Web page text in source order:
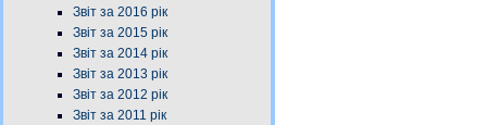
Звіт за 2016 рік
Звіт за 2015 рік
Звіт за 2014 рік
Звіт за 2013 рік
Звіт за 2012 рік
Звіт за 2011 рік